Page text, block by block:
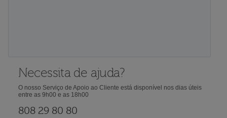
Necessita de ajuda?
O nosso Serviço de Apoio ao Cliente está disponível nos dias úteis
entre as 9h00 e as 18h00
808 29 80 80